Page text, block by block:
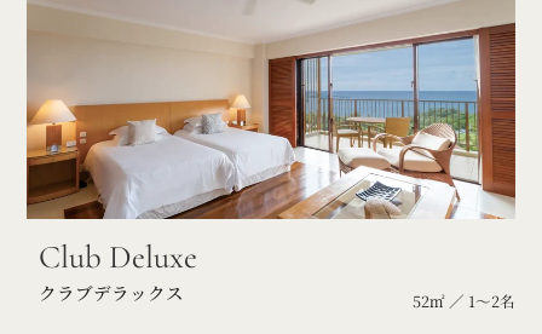
Club Deluxe
クラブデラックス 52㎡ ／ 1～2名